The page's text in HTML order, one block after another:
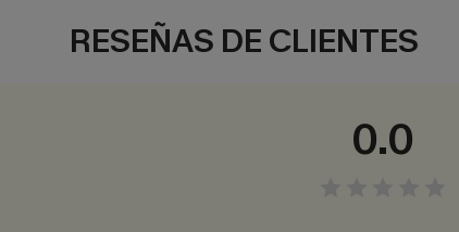
RESEÑAS DE CLIENTES
0.0